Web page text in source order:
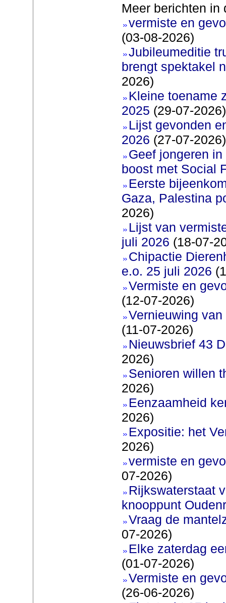
Meer berichten in
vermiste en
(03-08-2026)
Jubileumeditie
brengt spektakel
2026)
Kleine toename
2025 (29-07-2026)
Lijst gevonden
2026 (27-07-2026)
Geef jongeren
boost met Social
Eerste
Gaza, Palestina
2026)
Lijst van
juli 2026 (18-07-
Chipactie
e.o. 25 juli 2026
Vermiste en
(12-07-2026)
Vernieuwing
(11-07-2026)
Nieuwsbrief 43
2026)
Senioren willen
2026)
Eenzaamheid
2026)
Expositie: het
2026)
vermiste en
07-2026)
Rijkswaterstaat
knooppunt
Vraag de
07-2026)
Elke zaterdag
(01-07-2026)
Vermiste en
(26-06-2026)